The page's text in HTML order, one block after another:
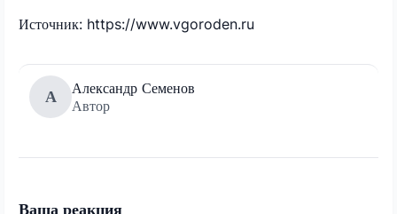
Источник: https://www.vgoroden.ru
А
Александр Семенов
Автор
Ваша реакция